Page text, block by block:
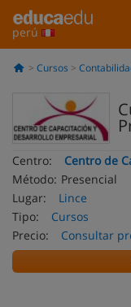
perú
Cursos
Centro:
Centro de
Método: Presencial
Lugar:
Lince
Tipo:
Cursos
Precio:
Consultar